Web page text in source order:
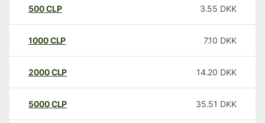
500CLP 3.55 DKK
1000CLP 7.10 DKK
2000CLP 14.20 DKK
5000CLP 35.51 DKK